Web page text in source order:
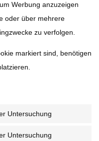
Werbung anzuzeigen
oder über mehrere
zu verfolgen.
markiert sind, benötigen
Untersuchung
Untersuchung